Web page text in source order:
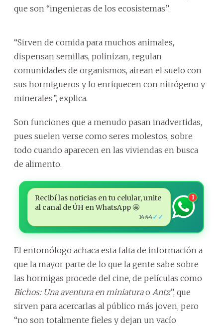
que son “ingenieras de los ecosistemas”.
“Sirven de comida para muchos animales,
dispensan semillas, polinizan, regulan
comunidades de organismos, airean el suelo con
sus hormigueros y lo enriquecen con nitrógeno y
minerales”, explica.
Son funciones que a menudo pasan inadvertidas,
pues suelen verse como seres molestos, sobre
todo cuando aparecen en las viviendas en busca
de alimento.
Recibí las noticias en tu celular, unite
al canal de ÚH en WhatsApp 🤩
14:44✓✓
1
El entomólogo achaca esta falta de información a
que la mayor parte de lo que la gente sabe sobre
las hormigas procede del cine, de películas como
Bichos: Una aventura en miniaturao Antz”, que
sirven para acercarlas al público más joven, pero
“no son totalmente fieles y dejan un vacío